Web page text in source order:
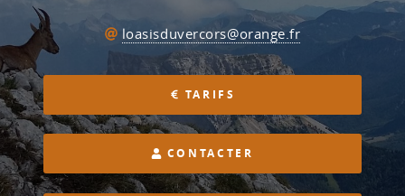
loasisduvercors@orange.fr
TARIFS
CONTACTER